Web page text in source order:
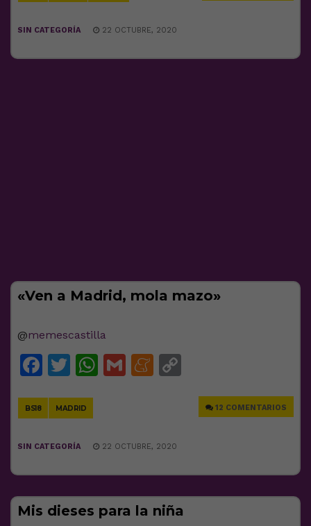
SIN CATEGORÍA 22 OCTUBRE, 2020
«Ven a Madrid, mola mazo»
@memescastilla
Facebook
Twitter
WhatsApp
GmailMeneame
BS18 MADRID 12 COMENTARIOS
SIN CATEGORÍA 22 OCTUBRE, 2020
Mis dieses para la niña